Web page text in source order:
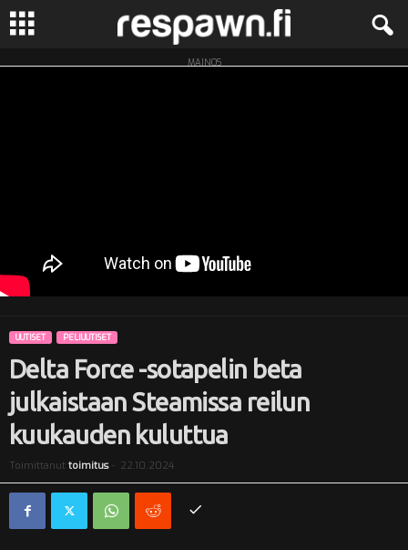
R
w
MAINOS
UUTISET PELIUUTISET
Delta Force -sotapelin beta
julkaistaan Steamissa reilun
kuukauden kuluttua
Toimittanut toimitus- 22.10.2024